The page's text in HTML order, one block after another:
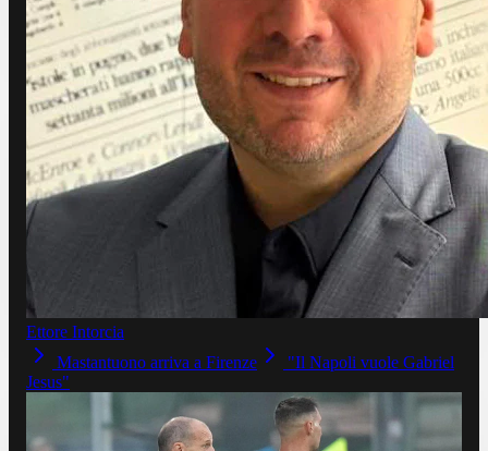
Ettore Intorcia
Mastantuono arriva a Firenze
"Il Napoli vuole Gabriel
Jesus"